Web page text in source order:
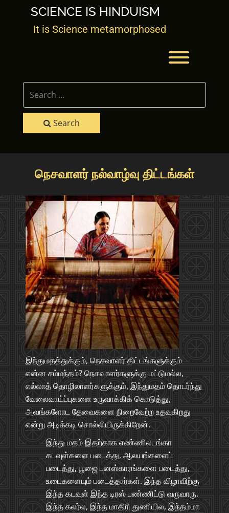
SCIENCE IS HINDUISM
It is Science metamorphosed
Search
நெசவாளர் நல்வாழ்வு திட்டங்கள்
இந்துமதத்துக்கும், நெசவாளர் திட்டங்களுக்கும்
என்ன சம்மந்தம்? நெசவாளர்களுக்கு மட்டுமல்ல,
எல்லாத் தொழிலாளர்களுக்கும், இந்துமதம் தொடர்ந்து
வேலைவாய்ப்புகளை உருவாக்கிக் கொடுத்து,
அவங்களோட தேவைகளை நிறைவேற்ற உதவுகிறது
என்று அடிக்கடி சொல்லியிருக்கிறேன்.
இந்து மதம் இதற்காக எண்ணிலடங்கா
கடவுள்களை படைத்து, ஆலயங்களைப்
படைத்து, பூஜை புனஸ்காரங்களை படைத்து,
உடைகளையும் படைத்தார்கள். இந்த விழாவிற்கு
இந்த கடவுள் இந்த டிரஸ் பண்ணிட்டு வருவாரு.
இந்த கலர்ல, இந்த மாதிரி துணியில, இந்தம்மா